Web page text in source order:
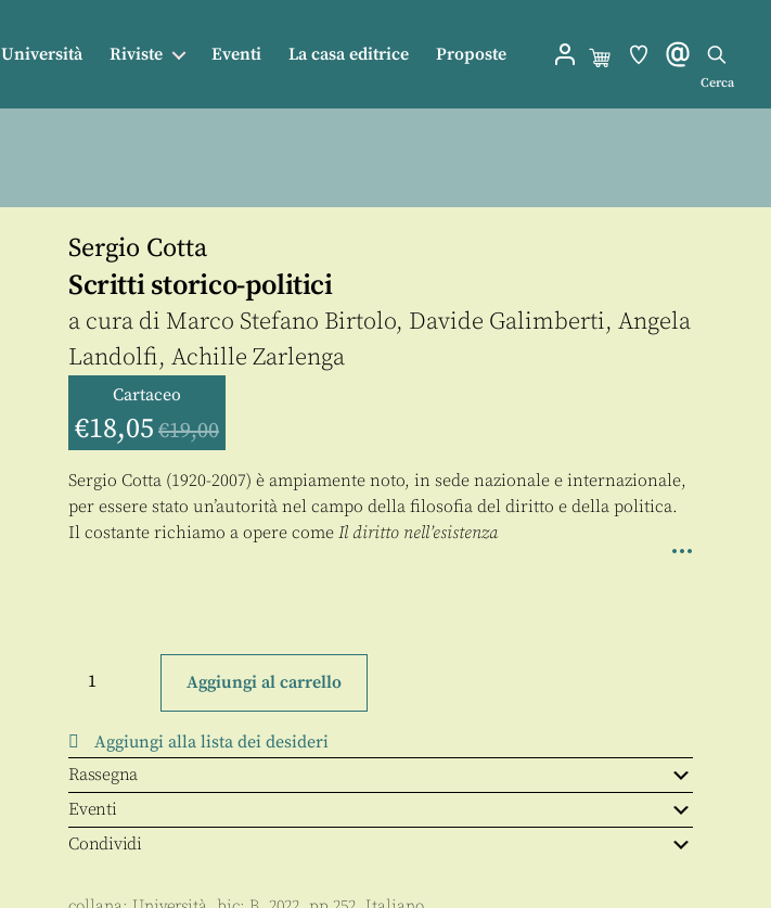
Università Riviste Eventi La casa editrice Proposte
Cerca
Sergio Cotta
Scritti storico-politici
a cura di Marco Stefano Birtolo, Davide Galimberti, Angela
Landolfi, Achille Zarlenga
Cartaceo
€18,05 €19,00
Sergio Cotta (1920-2007) è ampiamente noto, in sede nazionale e internazionale,
per essere stato un’autorità nel campo della filosofia del diritto e della politica.
Il costante richiamo a opere come Il diritto nell’esistenza
storico-
Aggiungi al carrello
Aggiungi alla lista dei desideri
Rassegna
Eventi
Condividi